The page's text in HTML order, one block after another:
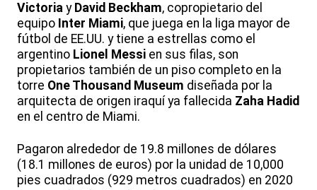
Victoria y David Beckham, copropietario del
equipo Inter Miami, que juega en la liga mayor de
fútbol de EE.UU. y tiene a estrellas como el
argentino Lionel Messi en sus filas, son
propietarios también de un piso completo en la
torre One Thousand Museum diseñada por la
arquitecta de origen iraquí ya fallecida Zaha Hadid
en el centro de Miami.
Pagaron alrededor de 19.8 millones de dólares
(18.1 millones de euros) por la unidad de 10,000
pies cuadrados (929 metros cuadrados) en 2020